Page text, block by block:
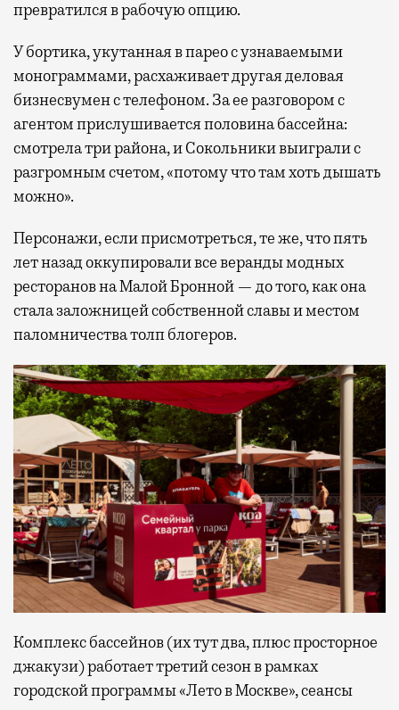
превратился в рабочую опцию.
У бортика, укутанная в парео с узнаваемыми
монограммами, расхаживает другая деловая
бизнесвумен с телефоном. За ее разговором с
агентом прислушивается половина бассейна:
смотрела три района, и Сокольники выиграли с
разгромным счетом, «потому что там хоть дышать
можно».
Персонажи, если присмотреться, те же, что пять
лет назад оккупировали все веранды модных
ресторанов на Малой Бронной — до того, как она
стала заложницей собственной славы и местом
паломничества толп блогеров.
Комплекс бассейнов (их тут два, плюс просторное
джакузи) работает третий сезон в рамках
городской программы «Лето в Москве», сеансы